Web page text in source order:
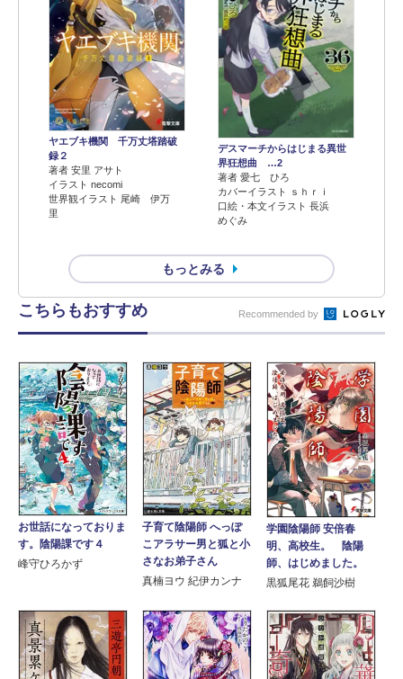
ヤエブキ機関 千万丈塔踏破
録２
著者 安里 アサト
イラスト necomi
世界観イラスト 尾崎 伊万
里
デスマーチからはじまる異世
界狂想曲 …2
著者 愛七 ひろ
カバーイラスト ｓｈｒｉ
口絵・本文イラスト 長浜
めぐみ
もっとみる
こちらもおすすめ Recommended by
お世話になっておりま
す。陰陽課です４
峰守ひろかず
子育て陰陽師 へっぽ
こアラサー男と狐と小
さなお弟子さん
真楠ヨウ 紀伊カンナ
学園陰陽師 安倍春
明、高校生。 陰陽
師、はじめました。
黒狐尾花 鵜飼沙樹